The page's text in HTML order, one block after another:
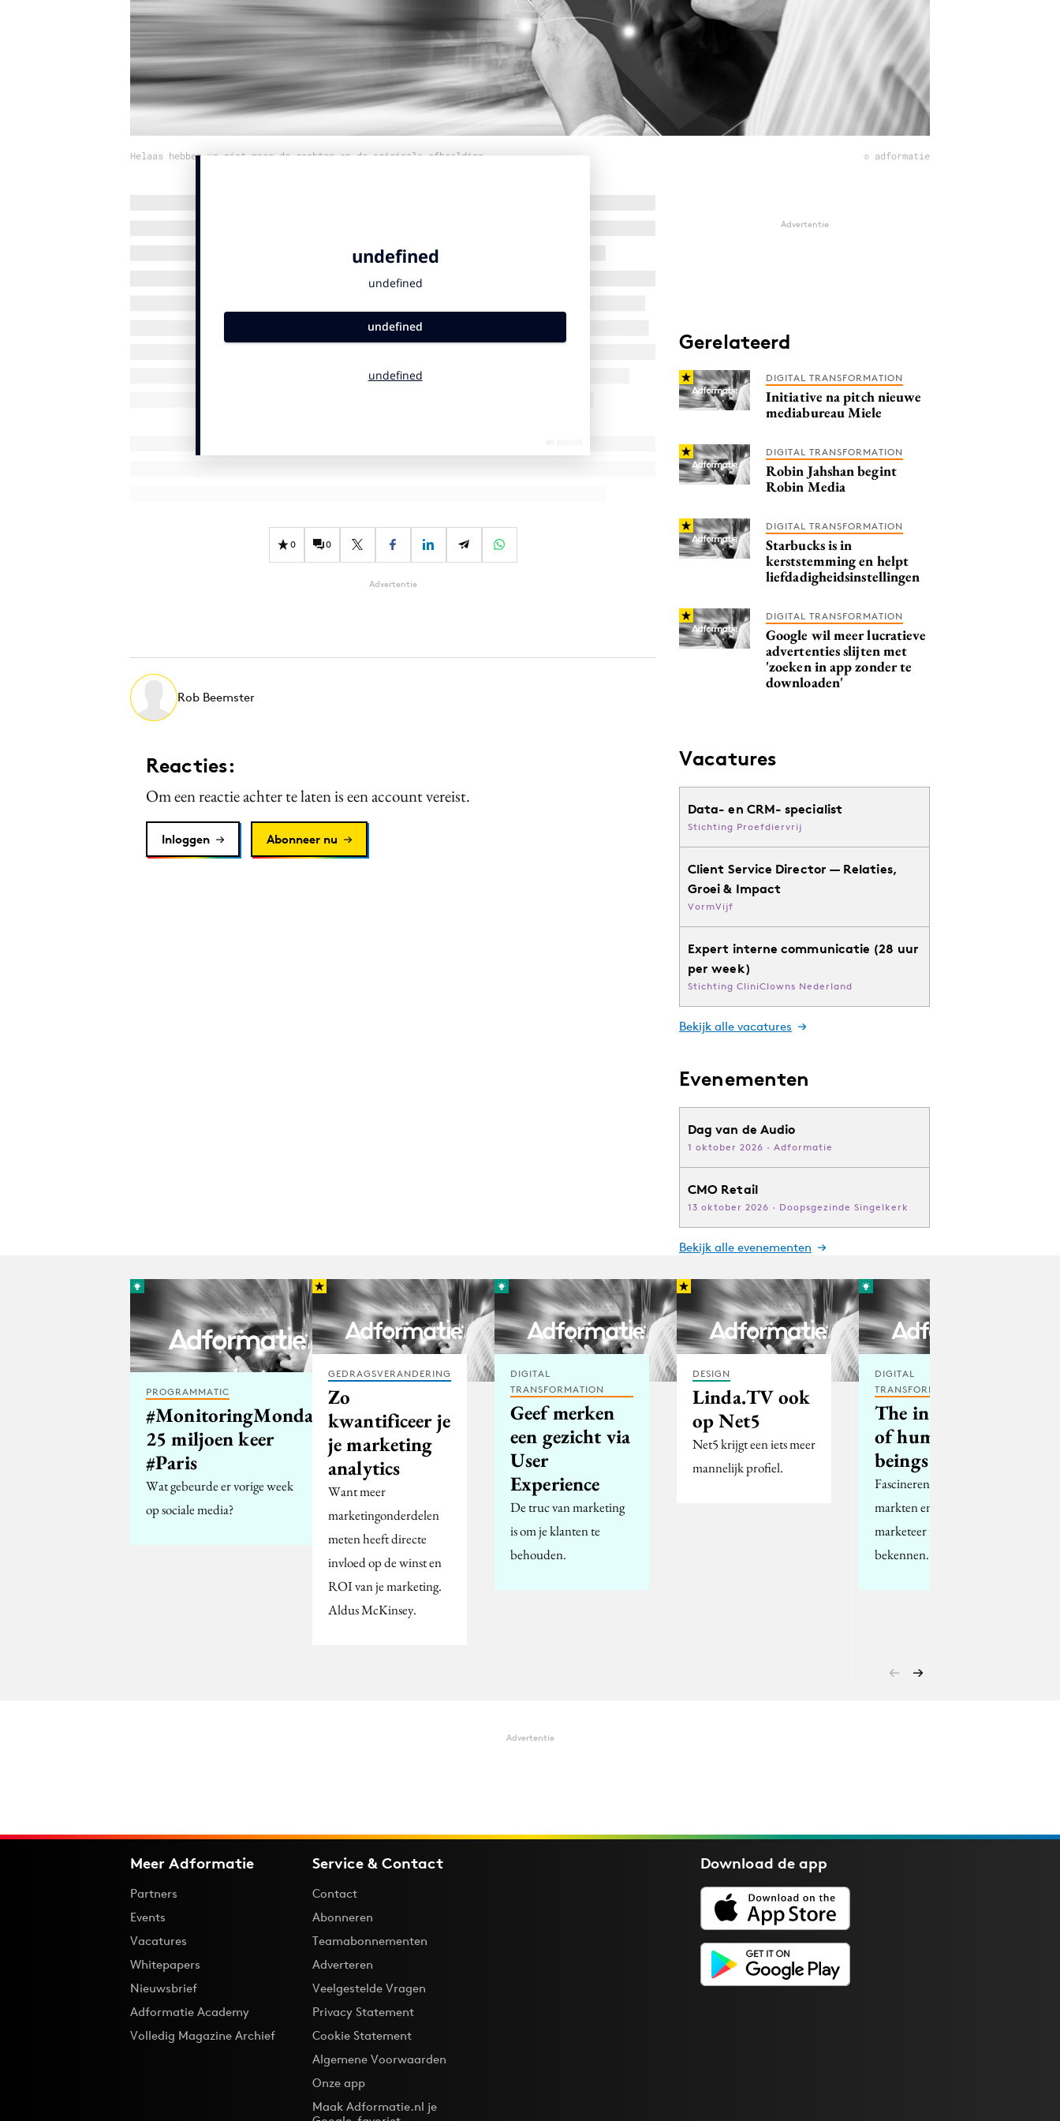
Helaas hebben we niet meer de rechten op de originele afbeelding © adformatie
0 0
Advertentie
Rob Beemster
Reacties:
Om een reactie achter te laten is een account vereist.
Inloggen Abonneer nu
Advertentie
Gerelateerd
DIGITAL TRANSFORMATION
Initiative na pitch nieuwe
mediabureau Miele
DIGITAL TRANSFORMATION
Robin Jahshan begint
Robin Media
DIGITAL TRANSFORMATION
Starbucks is in
kerststemming en helpt
liefdadigheidsinstellingen
DIGITAL TRANSFORMATION
Google wil meer lucratieve
advertenties slijten met
'zoeken in app zonder te
downloaden'
Vacatures
Data- en CRM- specialist
Stichting Proefdiervrij
Client Service Director — Relaties,
Groei & Impact
VormVijf
Expert interne communicatie (28 uur
per week)
Stichting CliniClowns Nederland
Bekijk alle vacatures
Evenementen
Dag van de Audio
1 oktober 2026 · Adformatie
CMO Retail
13 oktober 2026 · Doopsgezinde Singelkerk
Bekijk alle evenementen
PROGRAMMATIC
#MonitoringMonday:
25 miljoen keer
#Paris
Wat gebeurde er vorige week
op sociale media?
GEDRAGSVERANDERING
Zo
kwantificeer je
je marketing
analytics
Want meer
marketingonderdelen
meten heeft directe
invloed op de winst en
ROI van je marketing.
Aldus McKinsey.
DIGITAL
TRANSFORMATION
Geef merken
een gezicht via
User
Experience
De truc van marketing
is om je klanten te
behouden.
DESIGN
Linda.TV ook
op Net5
Net5 krijgt een iets meer
mannelijk profiel.
DIGITAL
TRANSFORMATION
The internet
of human
beings
Fascinerende nieuwe
markten en geen
marketeer te
bekennen...
Advertentie
Meer Adformatie
Partners
Events
Vacatures
Whitepapers
Nieuwsbrief
Adformatie Academy
Volledig Magazine Archief
Service & Contact
Contact
Abonneren
Teamabonnementen
Adverteren
Veelgestelde Vragen
Privacy Statement
Cookie Statement
Algemene Voorwaarden
Onze app
Maak Adformatie.nl je
Download deapp